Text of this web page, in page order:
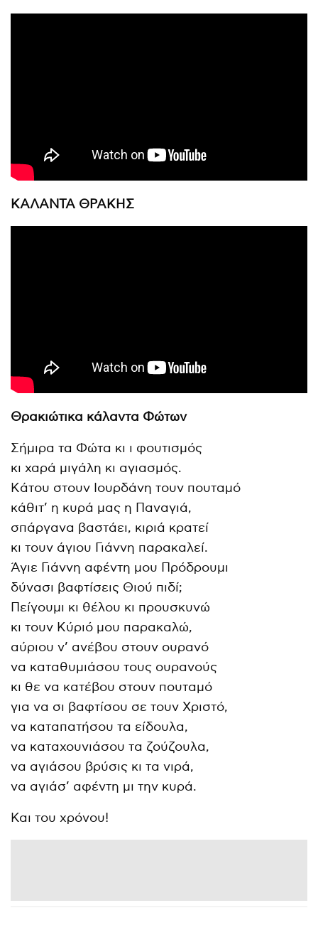
ΚΑΛΑΝΤΑ ΘΡΑΚΗΣ
Θρακιώτικα κάλαντα Φώτων
Σήμιρα τα Φώτα κι ι φουτισμός
κι χαρά μιγάλη κι αγιασμός.
Kάτου στουν Iουρδάνη τουν πουταμό
κάθιτ’ η κυρά μας η Παναγιά,
σπάργανα βαστάει, κιριά κρατεί
κι τουν άγιου Γιάννη παρακαλεί.
Άγιε Γιάννη αφέντη μου Πρόδρουμι
δύνασι βαφτίσεις Θιού πιδί;
Πείγουμι κι θέλου κι προυσκυνώ
κι τουν Kύριό μου παρακαλώ,
αύριου ν’ ανέβου στουν ουρανό
να καταθυμιάσου τους ουρανούς
κι θε να κατέβου στουν πουταμό
για να σι βαφτίσου σε τουν Xριστό,
να καταπατήσου τα είδουλα,
να καταχουνιάσου τα ζούζουλα,
να αγιάσου βρύσις κι τα νιρά,
να αγιάσ’ αφέντη μι την κυρά.
Και του χρόνου!